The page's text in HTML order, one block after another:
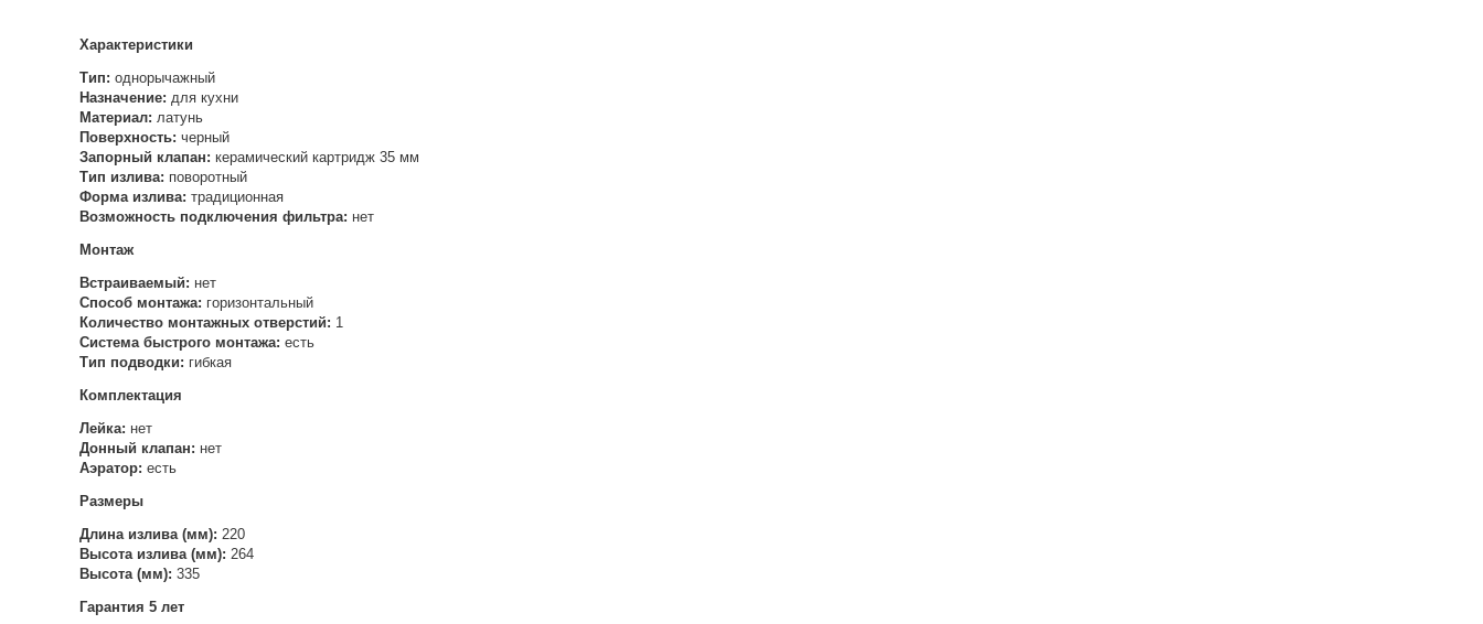
Характеристики
Тип:однорычажный
Назначение:для кухни
Материал:латунь
Поверхность:черный
Запорный клапан:керамический картридж 35 мм
Тип излива: поворотный
Форма излива:традиционная
Возможность подключения фильтра: нет
Монтаж
Встраиваемый: нет
Способ монтажа: горизонтальный
Количество монтажных отверстий: 1
Система быстрого монтажа:есть
Тип подводки: гибкая
Комплектация
Лейка: нет
Донный клапан: нет
Аэратор:есть
Размеры
Длина излива (мм):220
Высота излива (мм):264
Высота (мм):335
Гарантия 5 лет